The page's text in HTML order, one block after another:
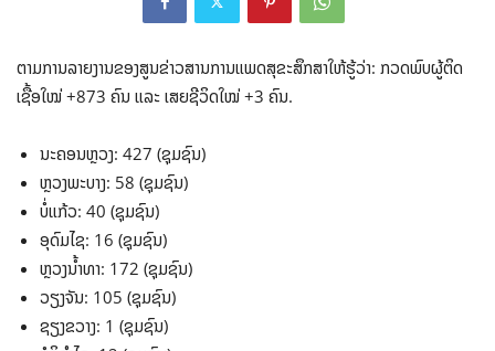
ຕາມການລາຍງານຂອງສູນຂ່າວສານການແພດສຸຂະສຶກສາໃຫ້ຮູ້ວ່າ: ກວດພົບຜູ້ຕິດ
ເຊື້ອໃໝ່ +873 ຄົນ ແລະ ເສຍຊີວິດໃໝ່ +3 ຄົນ.
ນະຄອນຫຼວງ: 427 (ຊຸມຊົນ)
ຫຼວງພະບາງ: 58 (ຊຸມຊົນ)
ບໍ່ແກ້ວ: 40 (ຊຸມຊົນ)
ອຸດົມໄຊ: 16 (ຊຸມຊົນ)
ຫຼວງນໍ້າທາ: 172 (ຊຸມຊົນ)
ວຽງຈັນ: 105 (ຊຸມຊົນ)
ຊຽງຂວາງ: 1 (ຊຸມຊົນ)